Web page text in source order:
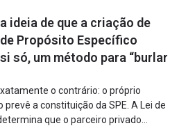
ideia de que a criação de
Propósito Específico
só, um método para “burlar
o contrário: o próprio
a constituição da SPE. A Lei de
que o parceiro privado